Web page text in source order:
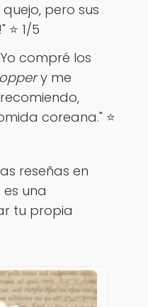
pero sus
1/5
compré los
y me
coreana." ⭐
reseñas en
una
tu propia